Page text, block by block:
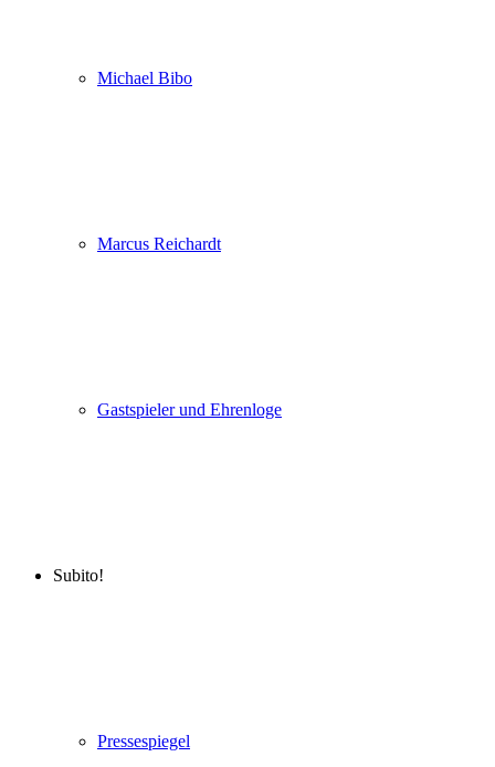
Michael Bibo
Marcus Reichardt
Gastspieler und Ehrenloge
Subito!
Pressespiegel